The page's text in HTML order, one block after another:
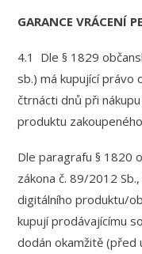
GARANCE VRÁCENÍ
4.1 Dle § 1829
sb.) má kupující
čtrnácti dnů při
produktu
Dle paragrafu § 1820
zákona č. 89/2012
digitálního produktu/
kupují prodávajícímu
dodán okamžitě (před